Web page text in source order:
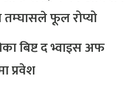
फूल रोप्यो
बिष्ट द भ्वाइस अफ
प्रवेश